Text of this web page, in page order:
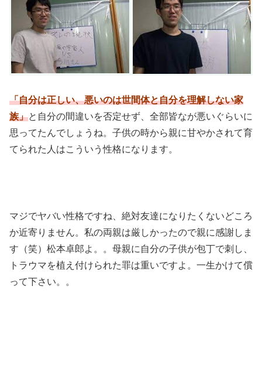
「自分は正しい、悪いのは世間体と自分を理解しない家
族」と自分の間違いを否定せず、全部皆なが悪いぐらいに
思ってたんでしょうね。子供の時から親に甘やかされて育
てられた人はこういう性格になります。
マジでヤバい性格ですね、絶対友達になりたくないどころ
か近寄りません。私の両親は厳しかったので親に感謝しま
す（笑）松本卓郎よ。。母親に自分の子供が包丁で刺し、
トラウマを植え付けられた罪は重いですよ。一生かけて償
って下さい。。